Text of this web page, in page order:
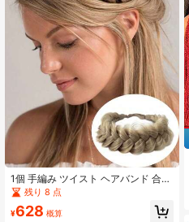
1個 手編み ツイスト ヘアバンド 合成
ブレイドツイスト弾性ヘアバンド 調
整可能ベルト付 編み込み ヘアピース
レディース ガールズ ヘアアクセサリ
残り 8 点
¥628 概算